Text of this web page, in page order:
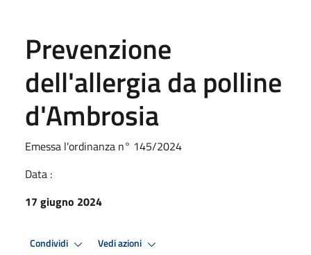
Prevenzione
dell'allergia da polline
d'Ambrosia
Emessa l'ordinanza n° 145/2024
Data :
17 giugno 2024
Condividi Vedi azioni